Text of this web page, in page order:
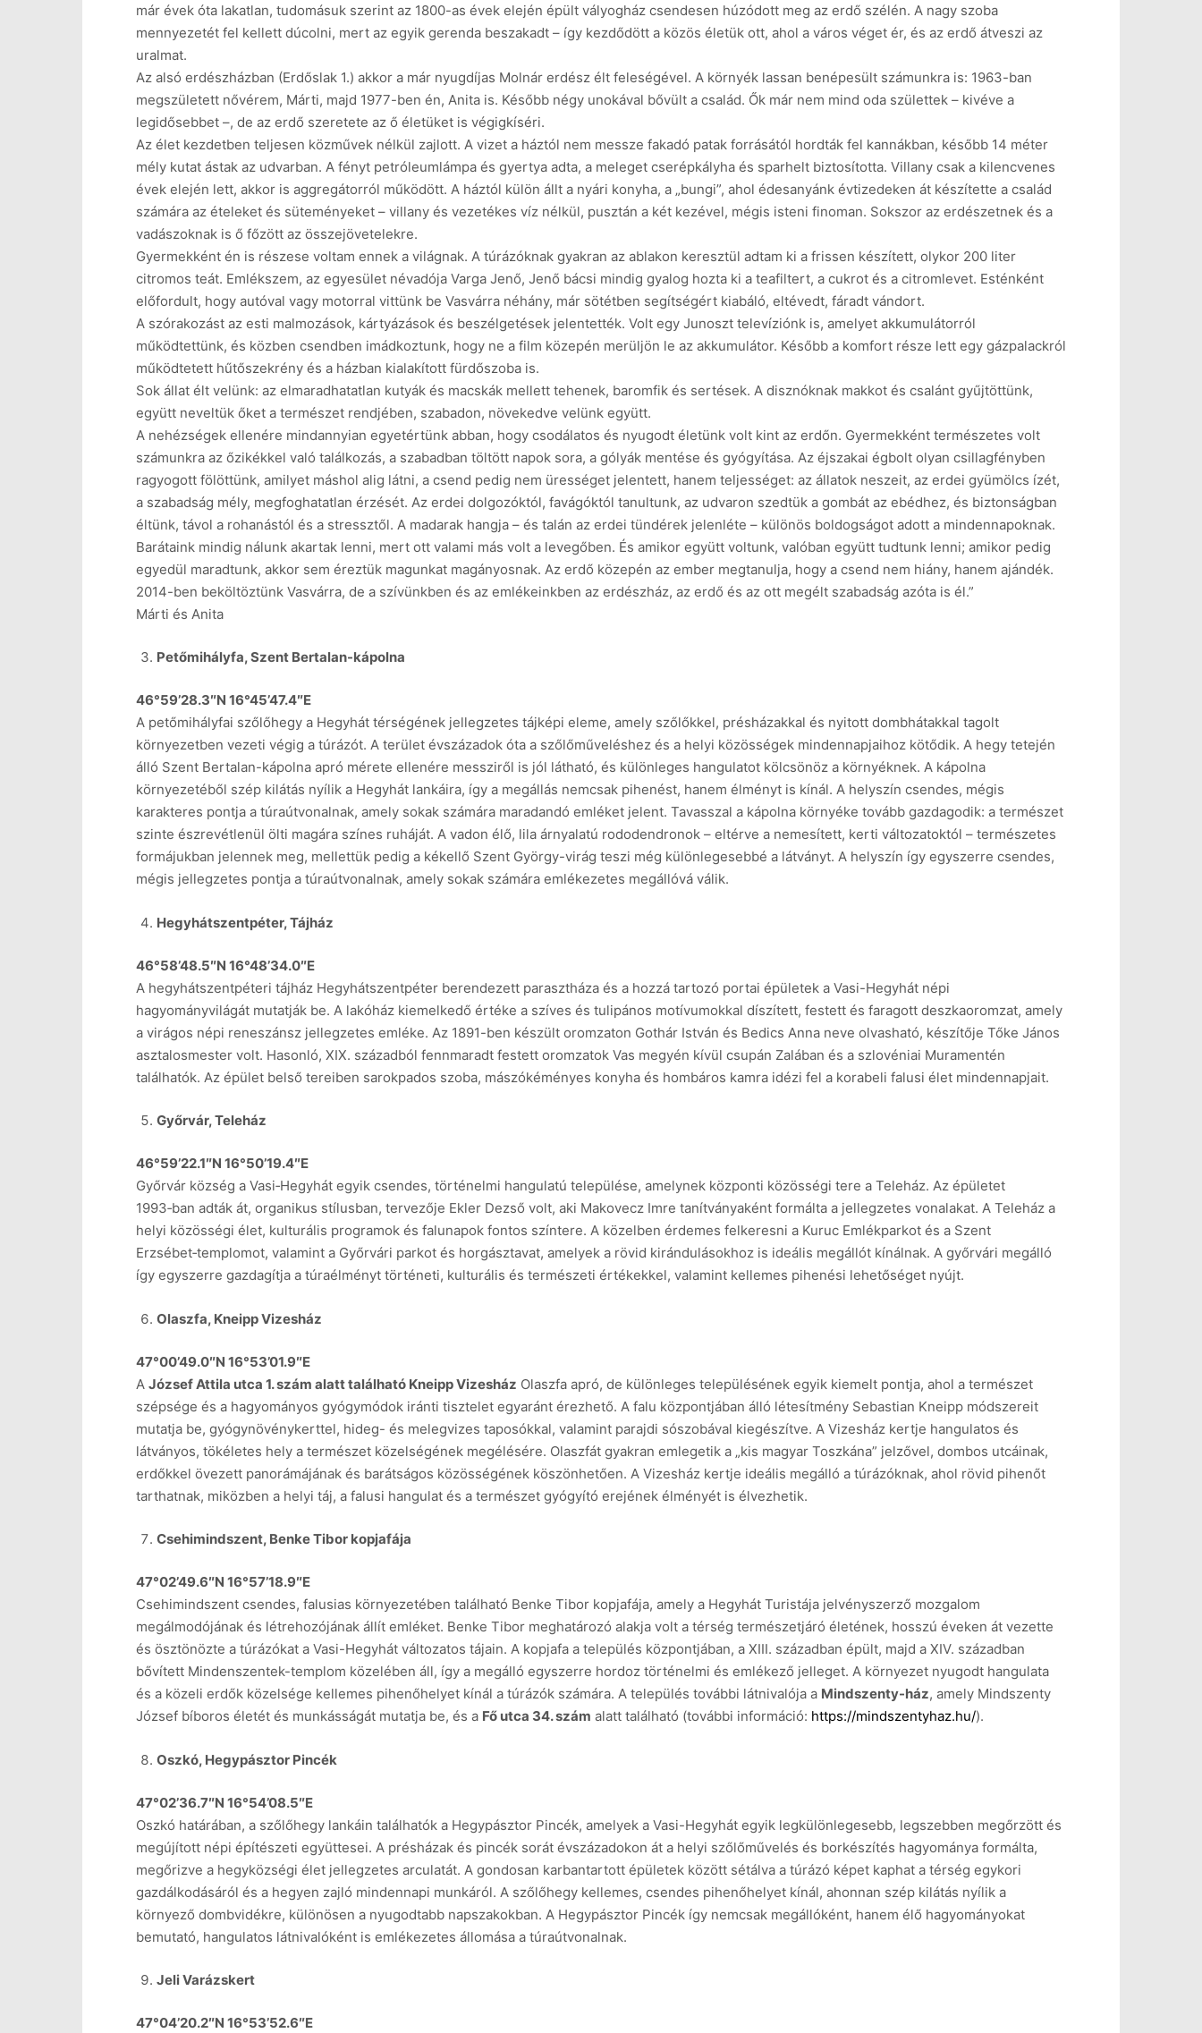
már évek óta lakatlan, tudomásuk szerint az 1800-as évek elején épült vályogház csendesen húzódott meg az erdő szélén. A nagy szoba
mennyezetét fel kellett dúcolni, mert az egyik gerenda beszakadt – így kezdődött a közös életük ott, ahol a város véget ér, és az erdő átveszi az
uralmat.
Az alsó erdészházban (Erdőslak 1.) akkor a már nyugdíjas Molnár erdész élt feleségével. A környék lassan benépesült számunkra is: 1963-ban
megszületett nővérem, Márti, majd 1977-ben én, Anita is. Később négy unokával bővült a család. Ők már nem mind oda születtek – kivéve a
legidősebbet –, de az erdő szeretete az ő életüket is végigkíséri.
Az élet kezdetben teljesen közművek nélkül zajlott. A vizet a háztól nem messze fakadó patak forrásától hordták fel kannákban, később 14 méter
mély kutat ástak az udvarban. A fényt petróleumlámpa és gyertya adta, a meleget cserépkályha és sparhelt biztosította. Villany csak a kilencvenes
évek elején lett, akkor is aggregátorról működött. A háztól külön állt a nyári konyha, a „bungi”, ahol édesanyánk évtizedeken át készítette a család
számára az ételeket és süteményeket – villany és vezetékes víz nélkül, pusztán a két kezével, mégis isteni finoman. Sokszor az erdészetnek és a
vadászoknak is ő főzött az összejövetelekre.
Gyermekként én is részese voltam ennek a világnak. A túrázóknak gyakran az ablakon keresztül adtam ki a frissen készített, olykor 200 liter
citromos teát. Emlékszem, az egyesület névadója Varga Jenő, Jenő bácsi mindig gyalog hozta ki a teafiltert, a cukrot és a citromlevet. Esténként
előfordult, hogy autóval vagy motorral vittünk be Vasvárra néhány, már sötétben segítségért kiabáló, eltévedt, fáradt vándort.
A szórakozást az esti malmozások, kártyázások és beszélgetések jelentették. Volt egy Junoszt televíziónk is, amelyet akkumulátorról
működtettünk, és közben csendben imádkoztunk, hogy ne a film közepén merüljön le az akkumulátor. Később a komfort része lett egy gázpalackról
működtetett hűtőszekrény és a házban kialakított fürdőszoba is.
Sok állat élt velünk: az elmaradhatatlan kutyák és macskák mellett tehenek, baromfik és sertések. A disznóknak makkot és csalánt gyűjtöttünk,
együtt neveltük őket a természet rendjében, szabadon, növekedve velünk együtt.
A nehézségek ellenére mindannyian egyetértünk abban, hogy csodálatos és nyugodt életünk volt kint az erdőn. Gyermekként természetes volt
számunkra az őzikékkel való találkozás, a szabadban töltött napok sora, a gólyák mentése és gyógyítása. Az éjszakai égbolt olyan csillagfényben
ragyogott fölöttünk, amilyet máshol alig látni, a csend pedig nem ürességet jelentett, hanem teljességet: az állatok neszeit, az erdei gyümölcs ízét,
a szabadság mély, megfoghatatlan érzését. Az erdei dolgozóktól, favágóktól tanultunk, az udvaron szedtük a gombát az ebédhez, és biztonságban
éltünk, távol a rohanástól és a stressztől. A madarak hangja – és talán az erdei tündérek jelenléte – különös boldogságot adott a mindennapoknak.
Barátaink mindig nálunk akartak lenni, mert ott valami más volt a levegőben. És amikor együtt voltunk, valóban együtt tudtunk lenni; amikor pedig
egyedül maradtunk, akkor sem éreztük magunkat magányosnak. Az erdő közepén az ember megtanulja, hogy a csend nem hiány, hanem ajándék.
2014-ben beköltöztünk Vasvárra, de a szívünkben és az emlékeinkben az erdészház, az erdő és az ott megélt szabadság azóta is él.”
Márti és Anita
Petőmihályfa, Szent Bertalan-kápolna
46°59’28.3″N 16°45’47.4″E
A petőmihályfai szőlőhegy a Hegyhát térségének jellegzetes tájképi eleme, amely szőlőkkel, présházakkal és nyitott dombhátakkal tagolt
környezetben vezeti végig a túrázót. A terület évszázadok óta a szőlőműveléshez és a helyi közösségek mindennapjaihoz kötődik. A hegy tetején
álló Szent Bertalan-kápolna apró mérete ellenére messziről is jól látható, és különleges hangulatot kölcsönöz a környéknek. A kápolna
környezetéből szép kilátás nyílik a Hegyhát lankáira, így a megállás nemcsak pihenést, hanem élményt is kínál. A helyszín csendes, mégis
karakteres pontja a túraútvonalnak, amely sokak számára maradandó emléket jelent. Tavasszal a kápolna környéke tovább gazdagodik: a természet
szinte észrevétlenül ölti magára színes ruháját. A vadon élő, lila árnyalatú rododendronok – eltérve a nemesített, kerti változatoktól – természetes
formájukban jelennek meg, mellettük pedig a kékellő Szent György-virág teszi még különlegesebbé a látványt. A helyszín így egyszerre csendes,
mégis jellegzetes pontja a túraútvonalnak, amely sokak számára emlékezetes megállóvá válik.
Hegyhátszentpéter, Tájház
46°58’48.5″N 16°48’34.0″E
A hegyhátszentpéteri tájház Hegyhátszentpéter berendezett parasztháza és a hozzá tartozó portai épületek a Vasi-Hegyhát népi
hagyományvilágát mutatják be. A lakóház kiemelkedő értéke a szíves és tulipános motívumokkal díszített, festett és faragott deszkaoromzat, amely
a virágos népi reneszánsz jellegzetes emléke. Az 1891-ben készült oromzaton Gothár István és Bedics Anna neve olvasható, készítője Tőke János
asztalosmester volt. Hasonló, XIX. századból fennmaradt festett oromzatok Vas megyén kívül csupán Zalában és a szlovéniai Muramentén
találhatók. Az épület belső tereiben sarokpados szoba, mászókéményes konyha és hombáros kamra idézi fel a korabeli falusi élet mindennapjait.
Győrvár, Teleház
46°59’22.1″N 16°50’19.4″E
Győrvár község a Vasi‑Hegyhát egyik csendes, történelmi hangulatú települése, amelynek központi közösségi tere a Teleház. Az épületet
1993‑ban adták át, organikus stílusban, tervezője Ekler Dezső volt, aki Makovecz Imre tanítványaként formálta a jellegzetes vonalakat. A Teleház a
helyi közösségi élet, kulturális programok és falunapok fontos színtere. A közelben érdemes felkeresni a Kuruc Emlékparkot és a Szent
Erzsébet‑templomot, valamint a Győrvári parkot és horgásztavat, amelyek a rövid kirándulásokhoz is ideális megállót kínálnak. A győrvári megálló
így egyszerre gazdagítja a túraélményt történeti, kulturális és természeti értékekkel, valamint kellemes pihenési lehetőséget nyújt.
Olaszfa, Kneipp Vizesház
47°00’49.0″N 16°53’01.9″E
A József Attila utca 1. szám alatt található Kneipp Vizesház Olaszfa apró, de különleges településének egyik kiemelt pontja, ahol a természet
szépsége és a hagyományos gyógymódok iránti tisztelet egyaránt érezhető. A falu központjában álló létesítmény Sebastian Kneipp módszereit
mutatja be, gyógynövénykerttel, hideg- és melegvizes taposókkal, valamint parajdi sószobával kiegészítve. A Vizesház kertje hangulatos és
látványos, tökéletes hely a természet közelségének megélésére. Olaszfát gyakran emlegetik a „kis magyar Toszkána” jelzővel, dombos utcáinak,
erdőkkel övezett panorámájának és barátságos közösségének köszönhetően. A Vizesház kertje ideális megálló a túrázóknak, ahol rövid pihenőt
tarthatnak, miközben a helyi táj, a falusi hangulat és a természet gyógyító erejének élményét is élvezhetik.
Csehimindszent, Benke Tibor kopjafája
47°02’49.6″N 16°57’18.9″E
Csehimindszent csendes, falusias környezetében található Benke Tibor kopjafája, amely a Hegyhát Turistája jelvényszerző mozgalom
megálmodójának és létrehozójának állít emléket. Benke Tibor meghatározó alakja volt a térség természetjáró életének, hosszú éveken át vezette
és ösztönözte a túrázókat a Vasi-Hegyhát változatos tájain. A kopjafa a település központjában, a XIII. században épült, majd a XIV. században
bővített Mindenszentek-templom közelében áll, így a megálló egyszerre hordoz történelmi és emlékező jelleget. A környezet nyugodt hangulata
és a közeli erdők közelsége kellemes pihenőhelyet kínál a túrázók számára. A település további látnivalója a Mindszenty-ház, amely Mindszenty
József bíboros életét és munkásságát mutatja be, és a Fő utca 34. szám alatt található (további információ: https://mindszentyhaz.hu/).
Oszkó, Hegypásztor Pincék
47°02’36.7″N 16°54’08.5″E
Oszkó határában, a szőlőhegy lankáin találhatók a Hegypásztor Pincék, amelyek a Vasi-Hegyhát egyik legkülönlegesebb, legszebben megőrzött és
megújított népi építészeti együttesei. A présházak és pincék sorát évszázadokon át a helyi szőlőművelés és borkészítés hagyománya formálta,
megőrizve a hegyközségi élet jellegzetes arculatát. A gondosan karbantartott épületek között sétálva a túrázó képet kaphat a térség egykori
gazdálkodásáról és a hegyen zajló mindennapi munkáról. A szőlőhegy kellemes, csendes pihenőhelyet kínál, ahonnan szép kilátás nyílik a
környező dombvidékre, különösen a nyugodtabb napszakokban. A Hegypásztor Pincék így nemcsak megállóként, hanem élő hagyományokat
bemutató, hangulatos látnivalóként is emlékezetes állomása a túraútvonalnak.
Jeli Varázskert
47°04’20.2″N 16°53’52.6″E